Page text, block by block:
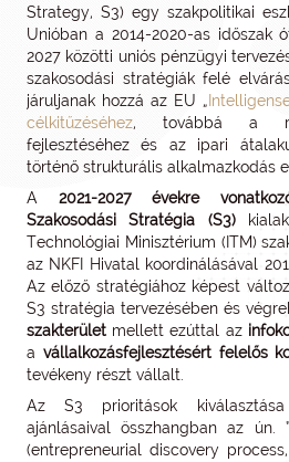
Strategy, S3) egy szakpolitikai
Unióban a 2014-2020-as időszak
2027 közötti uniós pénzügyi
szakosodási stratégiák felé
járuljanak hozzá az EU „
célkitűzéséhez, továbbá a
fejlesztéséhez és az ipari
történő strukturális alkalmazkodás
A 2021-2027 évekre
Szakosodási Stratégia (S3)
Technológiai Minisztérium (ITM)
az NKFI Hivatal koordinálásával
Az előző stratégiához képest
S3 stratégia tervezésében és
szakterület mellett ezúttal az
a vállalkozásfejlesztésért felelős
tevékeny részt vállalt.
Az S3 prioritások
ajánlásaival összhangban az ún. “
(entrepreneurial discovery